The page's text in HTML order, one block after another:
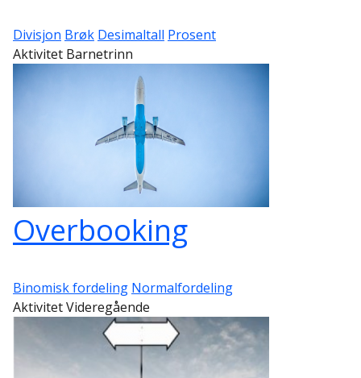
Divisjon Brøk Desimaltall Prosent
Aktivitet Barnetrinn
Overbooking
Binomisk fordeling Normalfordeling
Aktivitet Videregående